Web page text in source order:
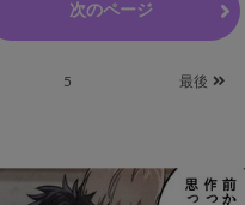
次のページ
5 最後